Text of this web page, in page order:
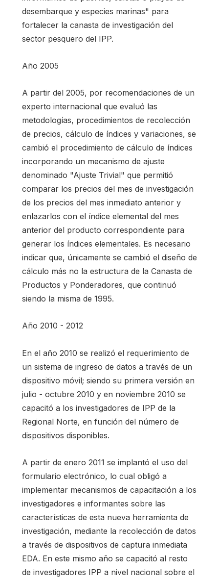
desembarque y especies marinas" para
fortalecer la canasta de investigación del
sector pesquero del IPP.
Año 2005
A partir del 2005, por recomendaciones de un
experto internacional que evaluó las
metodologías, procedimientos de recolección
de precios, cálculo de índices y variaciones, se
cambió el procedimiento de cálculo de índices
incorporando un mecanismo de ajuste
denominado "Ajuste Trivial" que permitió
comparar los precios del mes de investigación
de los precios del mes inmediato anterior y
enlazarlos con el índice elemental del mes
anterior del producto correspondiente para
generar los índices elementales. Es necesario
indicar que, únicamente se cambió el diseño de
cálculo más no la estructura de la Canasta de
Productos y Ponderadores, que continuó
siendo la misma de 1995.
Año 2010 - 2012
En el año 2010 se realizó el requerimiento de
un sistema de ingreso de datos a través de un
dispositivo móvil; siendo su primera versión en
julio - octubre 2010 y en noviembre 2010 se
capacitó a los investigadores de IPP de la
Regional Norte, en función del número de
dispositivos disponibles.
A partir de enero 2011 se implantó el uso del
formulario electrónico, lo cual obligó a
implementar mecanismos de capacitación a los
investigadores e informantes sobre las
características de esta nueva herramienta de
investigación, mediante la recolección de datos
a través de dispositivos de captura inmediata
EDA. En este mismo año se capacitó al resto
de investigadores IPP a nivel nacional sobre el